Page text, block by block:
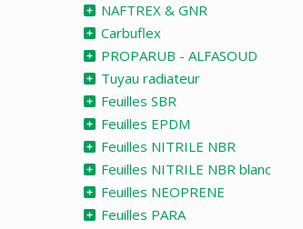
NAFTREX & GNR
Carbuflex
PROPARUB - ALFASOUD
Tuyau radiateur
Feuilles SBR
Feuilles EPDM
Feuilles NITRILE NBR
Feuilles NITRILE NBR blanc
Feuilles NEOPRENE
Feuilles PARA